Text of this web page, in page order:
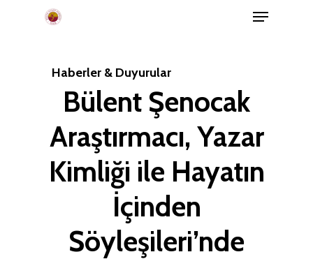
Menu
Haberler & Duyurular
Bülent Şenocak
Araştırmacı, Yazar
Kimliği ile Hayatın
İçinden
Söyleşileri’nde